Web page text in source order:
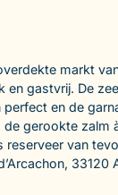
markt
en gastvrij. De
en de
gerookte zalm
reserveer van
33120